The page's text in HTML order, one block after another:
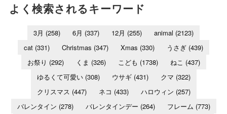
よく検索されるキーワード
3月 (258) 6月 (337) 12月 (255) animal (2123)
cat (331) Christmas (347) Xmas (330) うさぎ (439)
お祭り (292) くま (326) こども (1738) ねこ (437)
ゆるくて可愛い(308) ウサギ(431) クマ (322)
クリスマス (447) ネコ (433) ハロウィン (257)
バレンタイン (278) バレンタインデー (264) フレーム (773)